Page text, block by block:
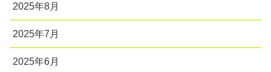
2025年8月
2025年7月
2025年6月